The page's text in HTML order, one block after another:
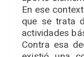
En ese
que se trata
actividades
Contra esa